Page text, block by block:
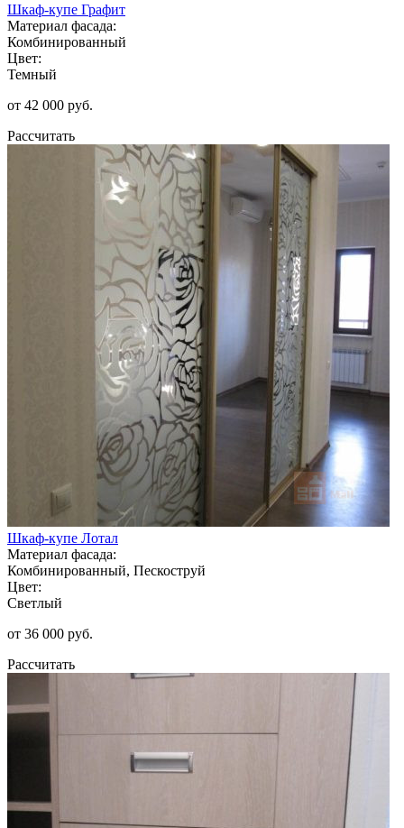
Шкаф-купе Графит
Материал фасада:
Комбинированный
Цвет:
Темный
от 42 000 руб.
Рассчитать
Шкаф-купе Лотал
Материал фасада:
Комбинированный, Пескоструй
Цвет:
Светлый
от 36 000 руб.
Рассчитать